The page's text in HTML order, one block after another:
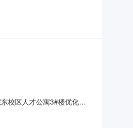
校区人才公寓3#楼优化升
竞争性磋商4.招标内容：